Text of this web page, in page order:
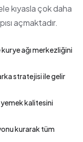
kıyasla çok daha
açmaktadır.
ağı merkezliğini
stratejisi ile gelir
yemek kalitesini
kurarak tüm